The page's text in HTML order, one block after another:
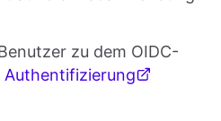
zu dem OIDC-
Authentifizierung